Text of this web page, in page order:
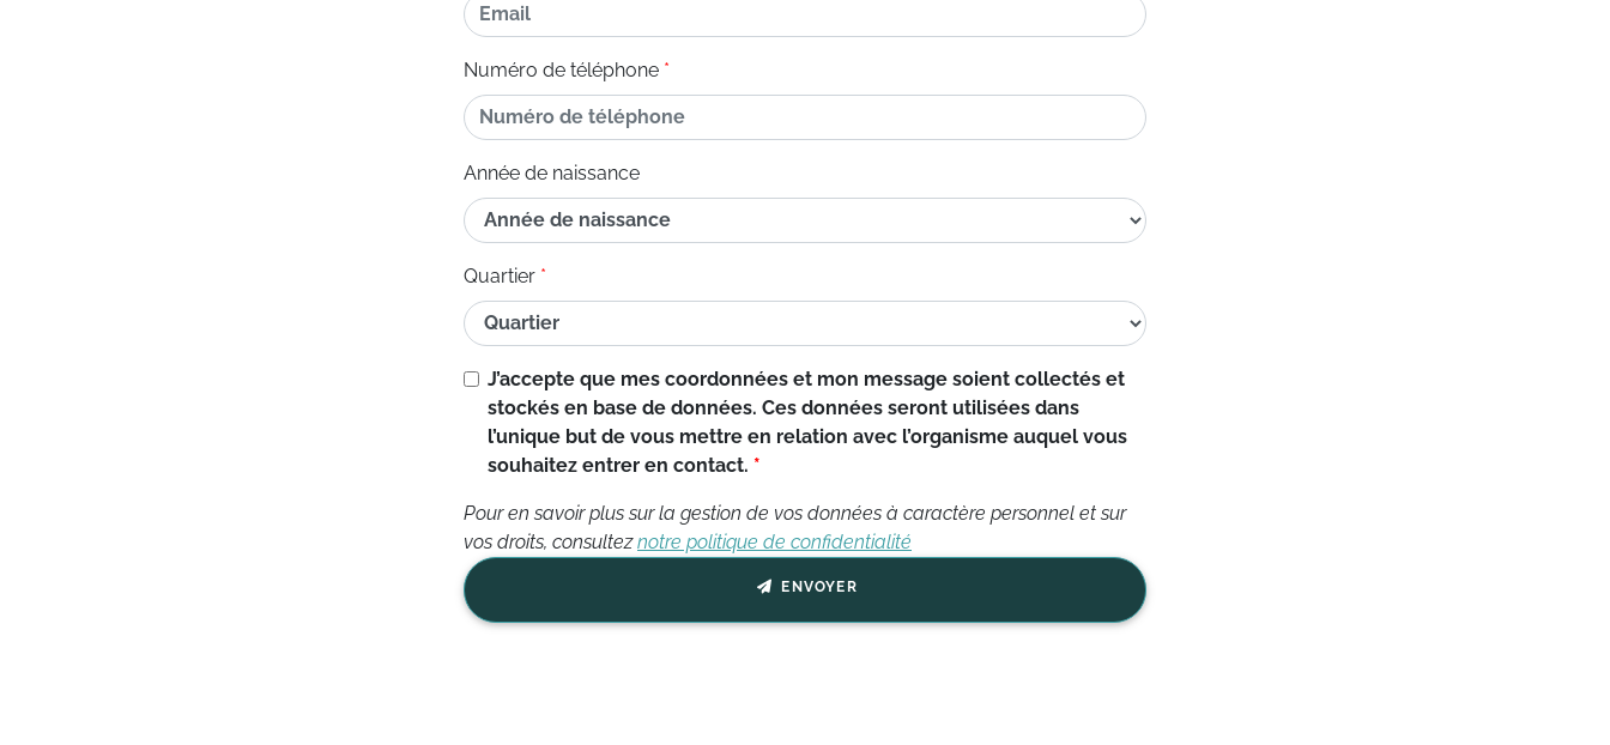
Numéro de téléphone
Année de naissance
Quartier
J’accepte que mes coordonnées et mon message soient collectés et
stockés en base de données. Ces données seront utilisées dans
l’unique but de vous mettre en relation avec l’organisme auquel vous
souhaitez entrer en contact.
Pour en savoir plus sur la gestion de vos données à caractère personnel et sur
vos droits, consulteznotre politique de confidentialité
ENVOYER